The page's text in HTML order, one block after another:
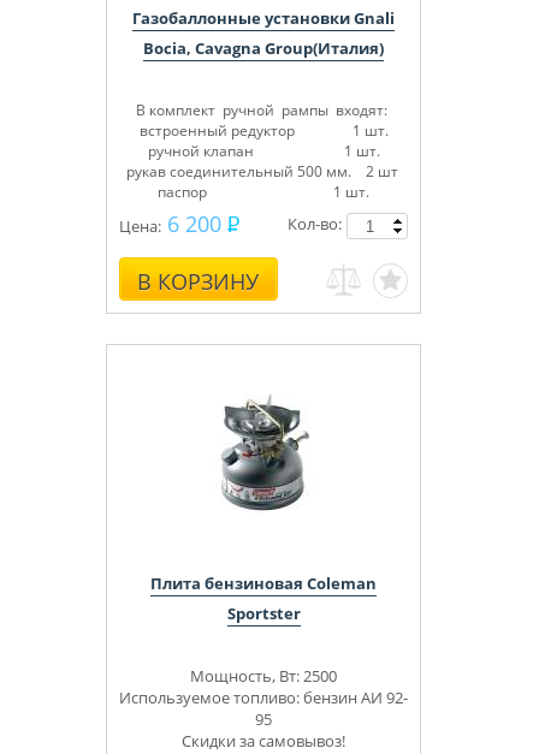
Газобаллонные установки Gnali
Bocia, Cavagna Group(Италия)
В комплект ручной рампы входят:
встроенный редуктор 1 шт.
ручной клапан 1 шт.
рукав соединительный 500 мм. 2 шт
паспор 1 шт.
Цена: 6 200
В КОРЗИНУ
Кол-во:
Плита бензиновая Coleman
Sportster
Мощность, Вт: 2500
Используемое топливо: бензин АИ 92-
95
Скидки за самовывоз!